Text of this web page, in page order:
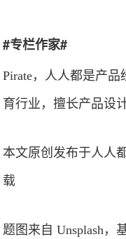
#专栏作家#
Pirate，人人都是产
育行业，擅长产品设
本文原创发布于人人
载
题图来自 Unsplash，